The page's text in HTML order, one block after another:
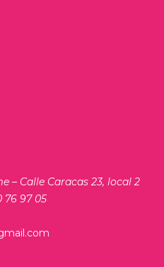
– Calle Caracas 23, local 2
76 97 05